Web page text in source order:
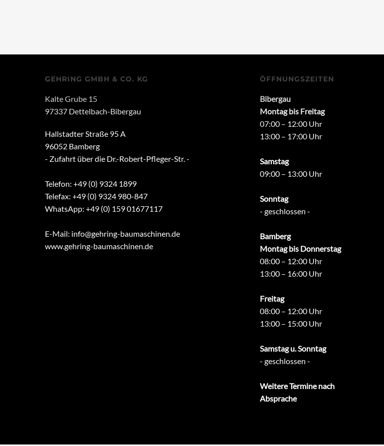
GEHRING GMBH & CO. KG
Kalte Grube 15
97337 Dettelbach-Bibergau
Hallstadter Straße 95 A
96052 Bamberg
- Zufahrt über die Dr.-Robert-Pfleger-Str. -
Telefon: +49 (0) 9324 1899
Telefax: +49 (0) 9324 980-847
WhatsApp: +49 (0) 159 01677117
E-Mail: info@gehring-baumaschinen.de
www.gehring-baumaschinen.de
ÖFFNUNGSZEITEN
Bibergau
Montag bis Freitag
07:00 – 12:00 Uhr
13:00 – 17:00 Uhr
Samstag
09:00 – 13:00 Uhr
Sonntag
- geschlossen -
Bamberg
Montag bis Donnerstag
08:00 – 12:00 Uhr
13:00 – 16:00 Uhr
Freitag
08:00 – 12:00 Uhr
13:00 – 15:00 Uhr
Samstag u. Sonntag
- geschlossen -
Weitere Termine nach
Absprache